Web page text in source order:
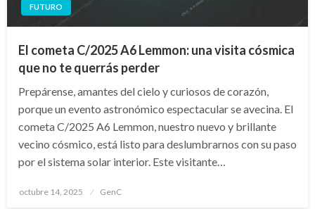
FUTURO
El cometa C/2025 A6 Lemmon: una visita cósmica
que no te querrás perder
Prepárense, amantes del cielo y curiosos de corazón,
porque un evento astronómico espectacular se avecina. El
cometa C/2025 A6 Lemmon, nuestro nuevo y brillante
vecino cósmico, está listo para deslumbrarnos con su paso
por el sistema solar interior. Este visitante…
Publicado
octubre 14, 2025 GenC